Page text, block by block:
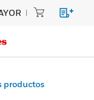
productos